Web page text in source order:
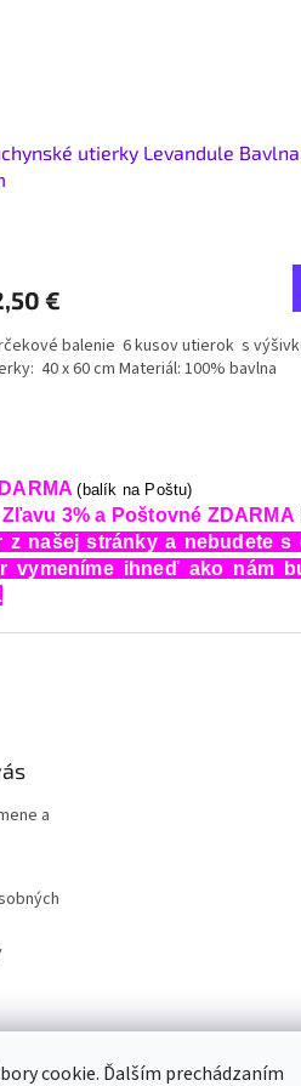
cookie. Ďalším prechádzaním
utierky Levandule
€
balenie 6 kusov utierok s
40 x 60 cm Materiál: 100% bavlna
d
a
c
i
p
(balík na Poštu)
Zľavu 3% a Poštovné ZDARMA
našej stránky a nebudete
vymeníme ihneď ako nám
a
tovaru